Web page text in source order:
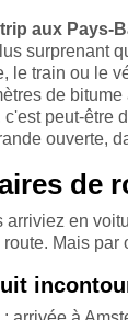
aux Pays-
surprenant
le train ou le
de
c'est peut-être
ouverte,
de
arriviez en
route. Mais par